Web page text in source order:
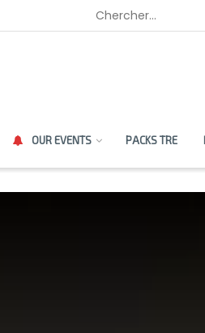
OUR EVENTS PACKS TRE